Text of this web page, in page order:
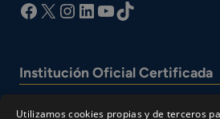
facebook
X Instagram
LinkedIn
YouTube
TikTok
Institución Oficial Certificada
Utilizamos cookies propias y de terceros